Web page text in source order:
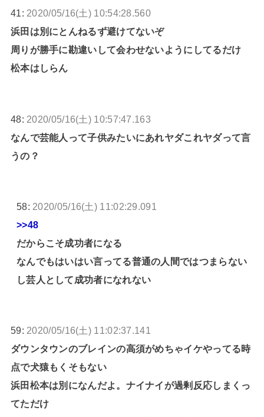
41: 2020/05/16(土) 10:54:28.560
浜田は別にとんねるず避けてないぞ
周りが勝手に勘違いして会わせないようにしてるだけ
松本はしらん
48: 2020/05/16(土) 10:57:47.163
なんで芸能人って子供みたいにあれヤダこれヤダって言
うの？
58: 2020/05/16(土) 11:02:29.091
>>48
だからこそ成功者になる
なんでもはいはい言ってる普通の人間ではつまらない
し芸人として成功者になれない
59: 2020/05/16(土) 11:02:37.141
ダウンタウンのブレインの高須がめちゃイケやってる時
点で犬猿もくそもない
浜田松本は別になんだよ。ナイナイが過剰反応しまくっ
てただけ